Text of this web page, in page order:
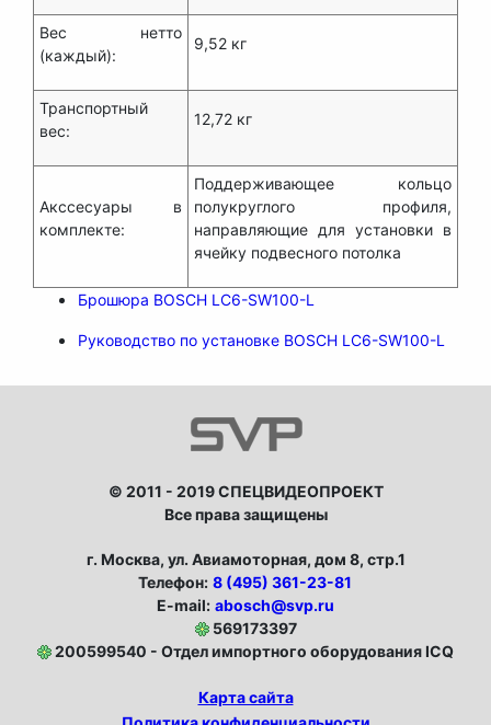
Вес нетто
(каждый):
9,52 кг
Транспортный
вес:
12,72 кг
Акссесуары в
комплекте:
Поддерживающее кольцо
полукруглого профиля,
направляющие для установки в
ячейку подвесного потолка
Брошюра BOSCH LC6-SW100-L
Руководство по установке BOSCH LC6-SW100-L
© 2011 - 2019 СПЕЦВИДЕОПРОЕКТ
Все права защищены
г. Москва, ул. Авиамоторная, дом 8, стр.1
Телефон: 8 (495) 361-23-81
E-mail: abosch@svp.ru
569173397
200599540 - Отдел импортного оборудования ICQ
Карта сайта